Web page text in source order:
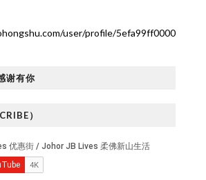
user/profile/5efa99ff0000
谢有你
）